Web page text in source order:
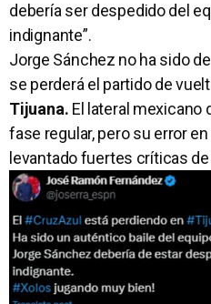
debería ser despedido del
indignante”.
Jorge Sánchez no ha sido
se perderá el partido de
Tijuana. El lateral mexicano
fase regular, pero su error
levantado fuertes críticas